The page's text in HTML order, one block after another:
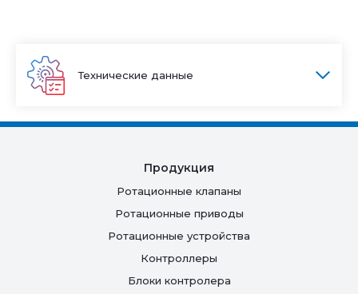
Технические данные
Продукция
Ротационные клапаны
Ротационные приводы
Ротационные устройства
Контроллеры
Блоки контролера